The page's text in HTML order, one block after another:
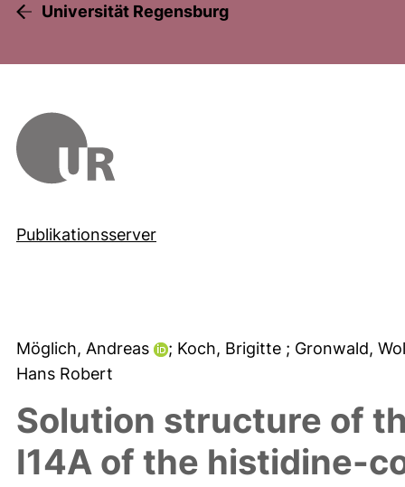
Universität Regensburg
Publikationsserver
Möglich, Andreas ; Koch, Brigitte ; Gronwald,
Hans Robert
Solution structure of
I14A of the histidine-